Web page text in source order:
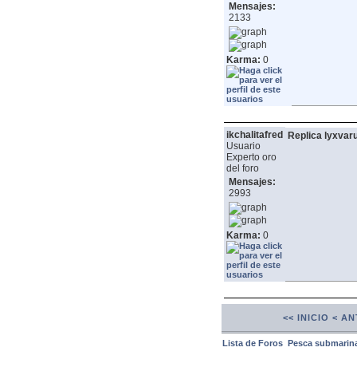
Mensajes:
2133
Karma: 0
ikchalitafred
Usuario
Experto oro
del foro
Mensajes:
2993
Karma: 0
Replica
<< INICIO <
Lista de Foros Pesca